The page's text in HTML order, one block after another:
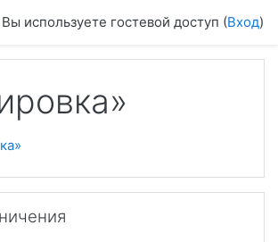
Вы используете гостевой доступ (Вход)